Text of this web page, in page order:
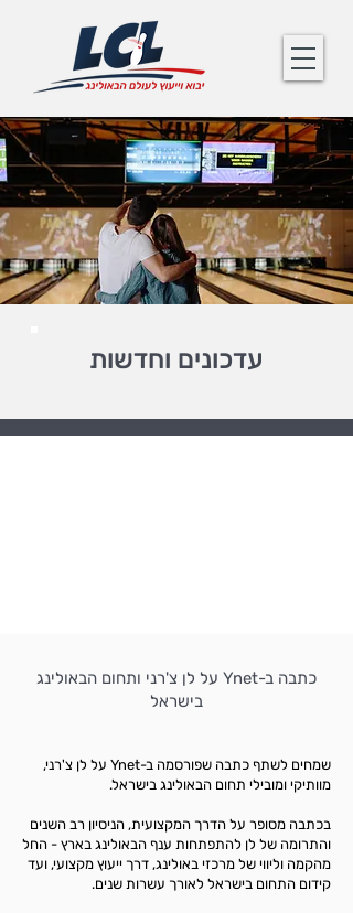
עדכונים וחדשות
כתבה ב-Ynet על לן צ'רני ותחום הבאולינג
בישראל
שמחים לשתף כתבה שפורסמה ב-Ynet על לן צ'רני,
מוותיקי ומובילי תחום הבאולינג בישראל.
בכתבה מסופר על הדרך המקצועית, הניסיון רב השנים
והתרומה של לן להתפתחות ענף הבאולינג בארץ - החל
מהקמה וליווי של מרכזי באולינג, דרך ייעוץ מקצועי, ועד
קידום התחום בישראל לאורך עשרות שנים.